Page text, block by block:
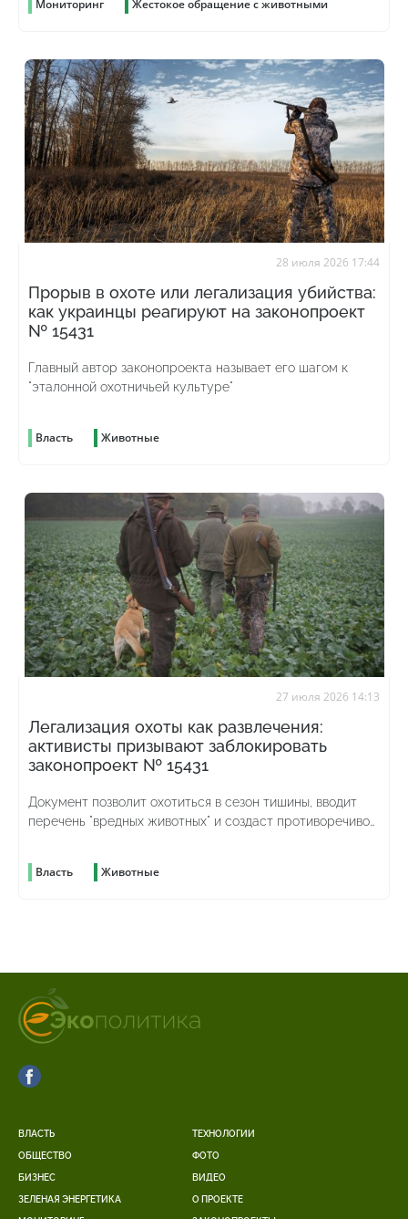
Мониторинг Жестокое обращение с животными
28 июля 2026 17:44
Прорыв в охоте или легализация убийства:
как украинцы реагируют на законопроект
№ 15431
Главный автор законопроекта называет его шагом к
"эталонной охотничьей культуре"
Власть Животные
27 июля 2026 14:13
Легализация охоты как развлечения:
активисты призывают заблокировать
законопроект № 15431
Документ позволит охотиться в сезон тишины, вводит
перечень "вредных животных" и создаст противоречивое
Власть Животные
ВЛАСТЬ
ОБЩЕСТВО
БИЗНЕС
ЗЕЛЕНАЯ ЭНЕРГЕТИКА
ТЕХНОЛОГИИ
ФОТО
ВИДЕО
О ПРОЕКТЕ